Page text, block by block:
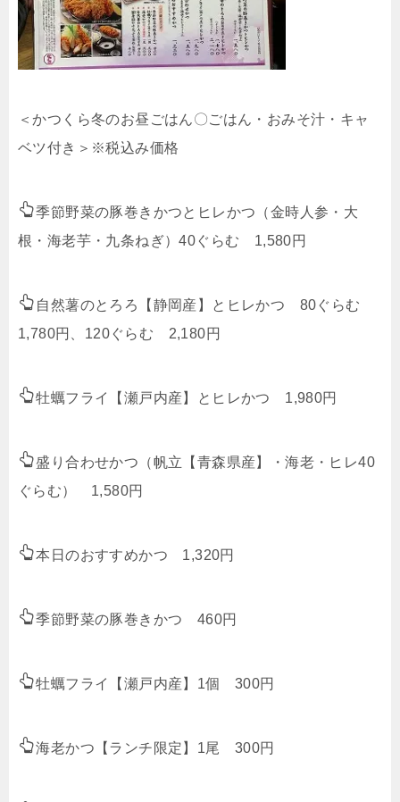
＜かつくら冬のお昼ごはん〇ごはん・おみそ汁・キャ
ベツ付き＞※税込み価格
季節野菜の豚巻きかつとヒレかつ（金時人参・大
根・海老芋・九条ねぎ）40ぐらむ 1,580円
自然薯のとろろ【静岡産】とヒレかつ 80ぐらむ
1,780円、120ぐらむ 2,180円
牡蠣フライ【瀬戸内産】とヒレかつ 1,980円
盛り合わせかつ（帆立【青森県産】・海老・ヒレ40
ぐらむ） 1,580円
本日のおすすめかつ 1,320円
季節野菜の豚巻きかつ 460円
牡蠣フライ【瀬戸内産】1個 300円
海老かつ【ランチ限定】1尾 300円